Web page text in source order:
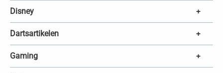
Disney +
Dartsartikelen +
Gaming +